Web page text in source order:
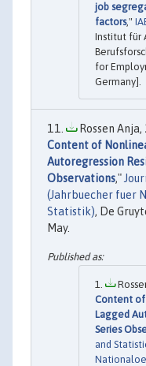
job
factors,"
Institut für
for
Germany].
Rossen Anja,
Content of
Autoregression
Observations,"
(Jahrbuecher fuer
Statistik), De
May.
Content
Lagged
Series
and